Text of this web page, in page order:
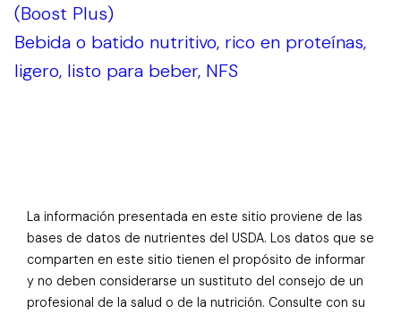
(Boost Plus)
Bebida o batido nutritivo, rico en proteínas,
ligero, listo para beber, NFS
La información presentada en este sitio proviene de las
bases de datos de nutrientes del USDA. Los datos que se
comparten en este sitio tienen el propósito de informar
y no deben considerarse un sustituto del consejo de un
profesional de la salud o de la nutrición. Consulte con su